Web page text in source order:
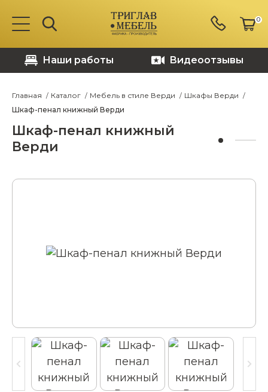
0
Наши работы Видеоотзывы
Главная Каталог Мебель в стиле Верди
Шкафы Верди
Шкаф-пенал книжный Верди
Шкаф-пенал книжный
Верди